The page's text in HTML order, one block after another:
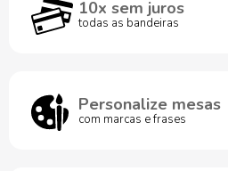
10x sem juros
todas as bandeiras
Personalize mesas
com marcas e frases